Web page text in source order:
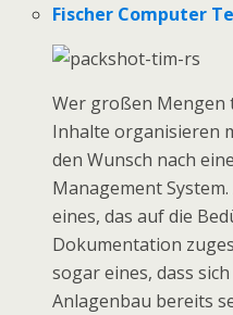
Fischer Computer
Wer großen Mengen
Inhalte organisieren
den Wunsch nach
Management
eines, das auf die
Dokumentation
sogar eines, dass
Anlagenbau bereits